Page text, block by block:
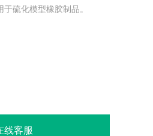
硫化模型橡胶制品。
线客服